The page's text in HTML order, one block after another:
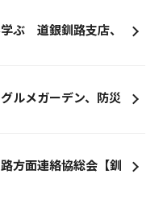
ぶ 道銀釧路支店、
ルメガーデン、防災
方面連絡協総会【釧